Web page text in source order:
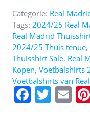
Categorie: Real
Tags: 2024/25 Real
Real Madrid
2024/25 Thuis tenue,
Thuisshirt Sale, Real
Kopen, Voetbalshirts
Voetbalshirts van
F T E